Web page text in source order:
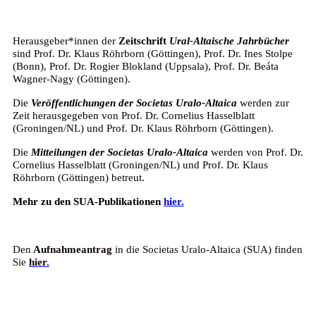
Herausgeber*innen der Zeitschrift Ural-Altaische Jahrbücher
sind Prof. Dr. Klaus Röhrborn (Göttingen), Prof. Dr. Ines Stolpe
(Bonn), Prof. Dr. Rogier Blokland (Uppsala), Prof. Dr. Beáta
Wagner-Nagy (Göttingen).
Die Veröffentlichungen der Societas Uralo-Altaica werden zur
Zeit herausgegeben von Prof. Dr. Cornelius Hasselblatt
(Groningen/NL) und Prof. Dr. Klaus Röhrborn (Göttingen).
Die Mitteilungen der Societas Uralo-Altaica werden von Prof. Dr.
Cornelius Hasselblatt (Groningen/NL) und Prof. Dr. Klaus
Röhrborn (Göttingen) betreut.
Mehr zu den SUA-Publikationen hier.
Den Aufnahmeantrag in die Societas Uralo-Altaica (SUA) finden
Sie hier.